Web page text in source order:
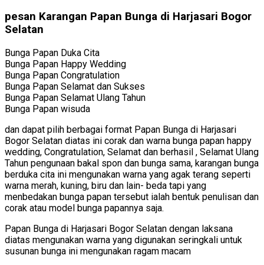
pesan Karangan Papan Bunga di Harjasari Bogor
Selatan
Bunga Papan Duka Cita
Bunga Papan Happy Wedding
Bunga Papan Congratulation
Bunga Papan Selamat dan Sukses
Bunga Papan Selamat Ulang Tahun
Bunga Papan wisuda
dan dapat pilih berbagai format Papan Bunga di Harjasari
Bogor Selatan diatas ini corak dan warna bunga papan happy
wedding, Congratulation, Selamat dan berhasil , Selamat Ulang
Tahun pengunaan bakal spon dan bunga sama, karangan bunga
berduka cita ini mengunakan warna yang agak terang seperti
warna merah, kuning, biru dan lain- beda tapi yang
menbedakan bunga papan tersebut ialah bentuk penulisan dan
corak atau model bunga papannya saja.
Papan Bunga di Harjasari Bogor Selatan dengan laksana
diatas mengunakan warna yang digunakan seringkali untuk
susunan bunga ini mengunakan ragam macam